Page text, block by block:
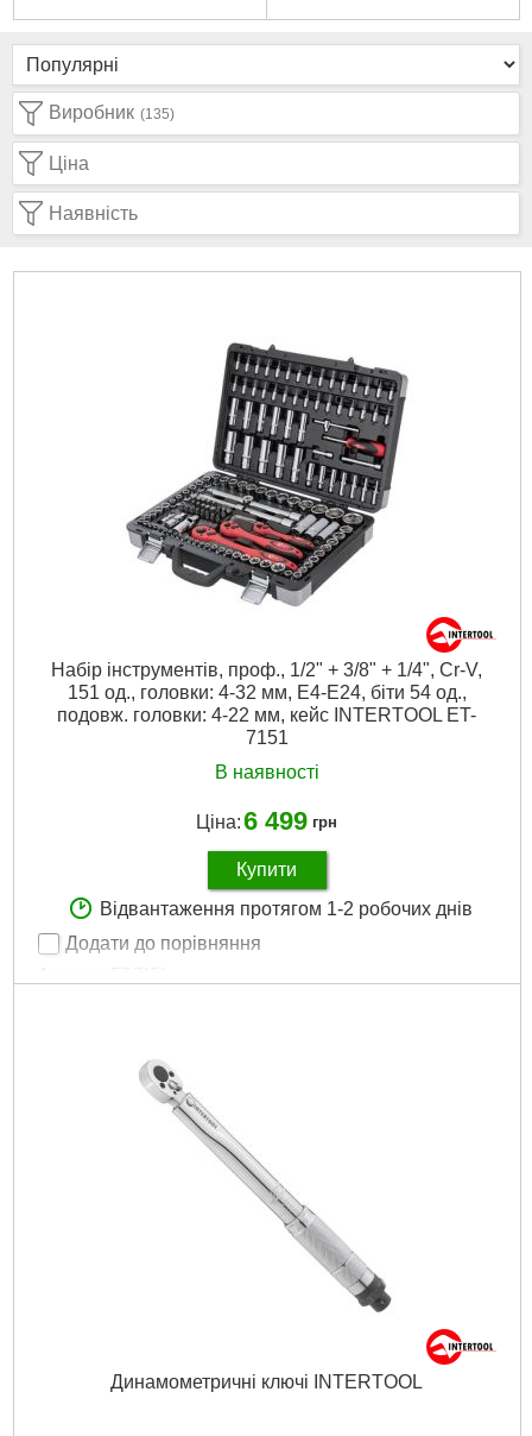
Виробник (135)
Ціна
Наявність
Набір інструментів, проф., 1/2" + 3/8" + 1/4", Cr-V,
151 од., головки: 4-32 мм, E4-E24, біти 54 од.,
подовж. головки: 4-22 мм, кейс INTERTOOL ET-
7151
В наявності
Ціна:6 499 грн
Купити
Відвантаження протягом 1-2 робочих днів
Додати до порівняння
TORX, ТТ, HEX, PH, PZ, SL
Країна виробник: Тайвань
Габаритні розміри: 440*323*97 мм
Матеріал виготовлення: Cr-V сталь
4-32 мм; Е4-Е18
Кількість одиниць у наборі: 151 вид.
440x310x90 мм
Динамометричні ключі INTERTOOL